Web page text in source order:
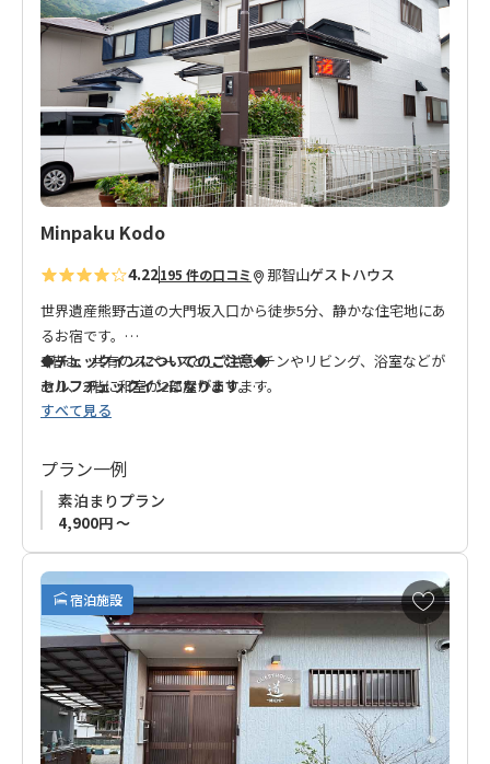
弁当付きプランをお申し込みでないお客様は事前にご準備いた
だくことをお薦めいたします。
◆夕食付きプランをお申し込みのお客様へ◆
2022年12月26日（月）以降お申し込みのお客様につきまして
は、お宿様ご事情により、当面の間、夕食は弁当形式でのご提
供となります。
メニュー等、ご提供内容につきましては予告なく変更になる場
合があります。
入
追
加
Minpaku Kodo
4.22195 件の口コミ 那智山ゲストハウス
世界遺産熊野古道の大門坂入口から徒歩5分、静かな住宅地にあ
るお宿です。
1階は、共有のスペースとしてキッチンやリビング、浴室などが
あり、2階に和室が2部屋があります。
素泊まりの為食事は付いていませんが、インスタント食品など
ご希望の方にはスーパーや飲食店まで送迎も可能です。
那智山周辺の散策に大変便利な場所です。ゆっくりとおくつろ
ぎ下さい。
◆チェックインについてのご注意◆
セルフチェックインになります。
入館方法はご予約・決済完了後お知らせいたします。
すべて見る
プラン一例
素泊まりプラン
4,900円 ～
宿泊施設
お
気
に
入
り
に
追
加